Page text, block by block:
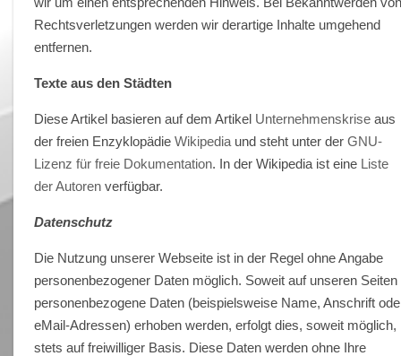
Rechtsverletzungen werden wir derartige Inhalte umgehend
entfernen.
Texte aus den Städten
Diese Artikel basieren auf dem Artikel Unternehmenskrise aus
der freien EnzyklopädieWikipedia und steht unter derGNU-
Lizenz für freie Dokumentation. In der Wikipedia ist eine Liste
der Autoren verfügbar.
Datenschutz
Die Nutzung unserer Webseite ist in der Regel ohne Angabe
personenbezogener Daten möglich. Soweit auf unseren Seiten
personenbezogene Daten (beispielsweise Name, Anschrift
eMail-Adressen) erhoben werden, erfolgt dies, soweit möglich,
stets auf freiwilliger Basis. Diese Daten werden ohne Ihre